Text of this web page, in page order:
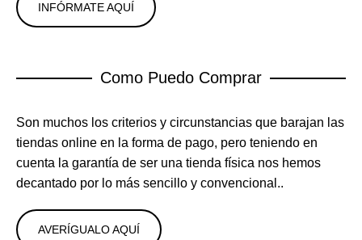
INFÓRMATE AQUÍ
Como Puedo Comprar
Son muchos los criterios y circunstancias que barajan las
tiendas online en la forma de pago, pero teniendo en
cuenta la garantía de ser una tienda física nos hemos
decantado por lo más sencillo y convencional..
AVERÍGUALO AQUÍ